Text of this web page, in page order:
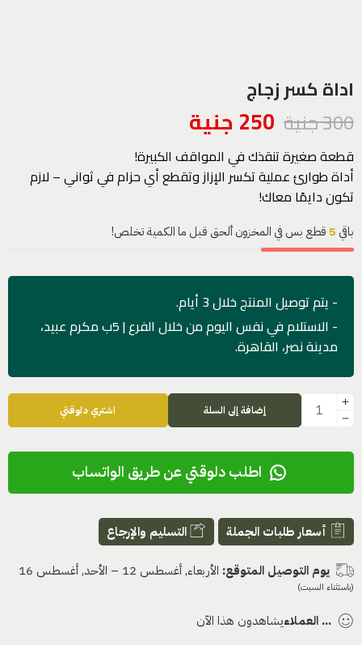
اداة كسر زجاج
300جنية 250 جنية
قطعة صغيرة تنقذك في المواقف الكبيرة!
أداة طوارئ عملية تكسر الإزاز وتقطع أي حزام في ثواني – لازم
تكون دايمًا معاك!
باقي 5قطع بس في المخزون ألحق قبل ما الكمية تخلص!
- يتم توصيل المنتج خلال 3 أيام.
- الاستلام في نفس اليوم من خلال الفرع | 5ب مكرم عبيد،
مدينة نصر، القاهرة.
إضافة إلى السلة اشتري دلوقتي
اطلب دلوقتي عن طريق الواتساب
أسعار طلبات الجملة التسليم والإرجاع
يوم التوصيل المتوقع: الأربعاء, أغسطس 12 – الأحد, أغسطس 16
(باستثناء السبت)
... العملاءيشاهدون هذا الآن